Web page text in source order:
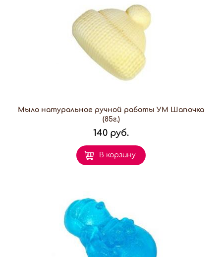
Мыло натуральное ручной работы УМ Шапочка
(85г.)
140 руб.
В корзину